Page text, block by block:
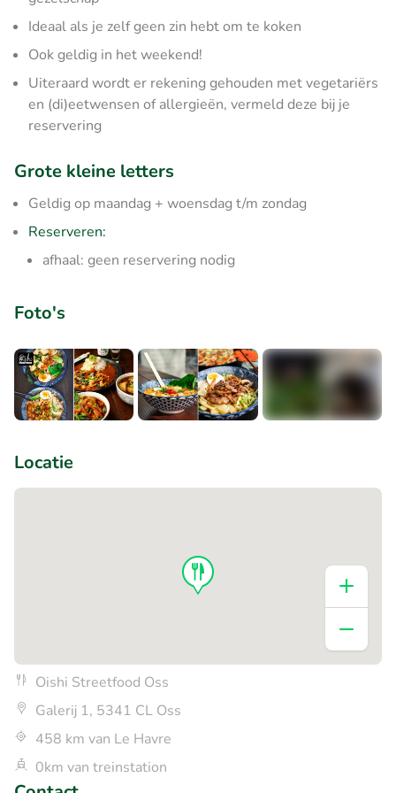
Ideaal als je zelf geen zin hebt om te koken
Ook geldig in het weekend!
Uiteraard wordt er rekening gehouden met vegetariërs
en (di)eetwensen of allergieën, vermeld deze bij je
reservering
Grote kleine letters
Geldig op maandag + woensdag t/m zondag
Reserveren:
afhaal: geen reservering nodig
Foto's
Locatie
Oishi Streetfood Oss
Galerij 1, 5341 CL Oss
458 km van Le Havre
0km van treinstation